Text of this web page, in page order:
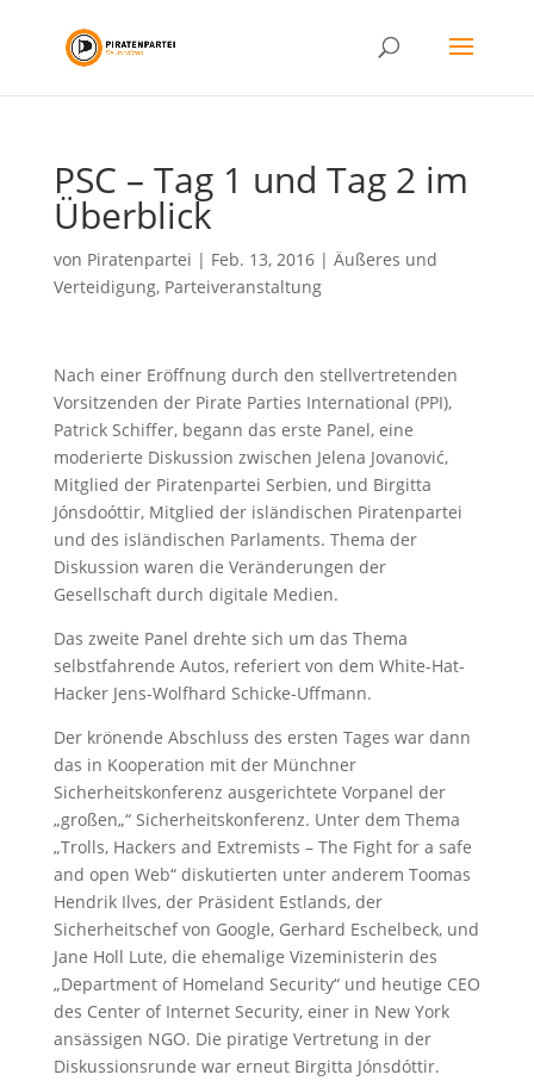
PSC – Tag 1 und Tag 2 im
Überblick
von Piratenpartei | Feb. 13, 2016| Äußeres und
Verteidigung, Parteiveranstaltung
Nach einer Eröffnung durch den stellvertretenden
Vorsitzenden der Pirate Parties International (PPI),
Patrick Schiffer, begann das erste Panel, eine
moderierte Diskussion zwischen Jelena Jovanović,
Mitglied der Piratenpartei Serbien, und Birgitta
Jónsdoóttir, Mitglied der isländischen Piratenpartei
und des isländischen Parlaments. Thema der
Diskussion waren die Veränderungen der
Gesellschaft durch digitale Medien.
Das zweite Panel drehte sich um das Thema
selbstfahrende Autos, referiert von dem White-Hat-
Hacker Jens-Wolfhard Schicke-Uffmann.
Der krönende Abschluss des ersten Tages war dann
das in Kooperation mit der Münchner
Sicherheitskonferenz ausgerichtete Vorpanel der
„großen„“ Sicherheitskonferenz. Unter dem Thema
„Trolls, Hackers and Extremists – The Fight for a safe
and open Web“ diskutierten unter anderem Toomas
Hendrik Ilves, der Präsident Estlands, der
Sicherheitschef von Google, Gerhard Eschelbeck, und
Jane Holl Lute, die ehemalige Vizeministerin des
„Department of Homeland Security“ und heutige CEO
des Center of Internet Security, einer in New York
ansässigen NGO. Die piratige Vertretung in der
Diskussionsrunde war erneut Birgitta Jónsdóttir.